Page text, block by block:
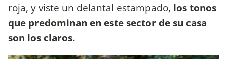
roja, y viste un delantal estampado, los tonos
que predominan en este sector de su casa
son los claros.